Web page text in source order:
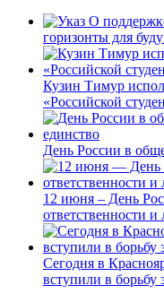
горизонты для
Кузин Тимур
«Российской
День России в
12 июня – День
ответственности
Сегодня в
вступили в борьбу